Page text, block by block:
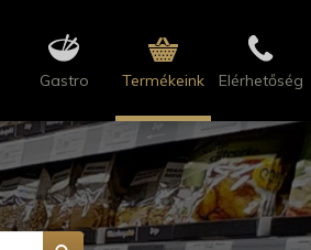
Gastro Termékeink Elérhetőség